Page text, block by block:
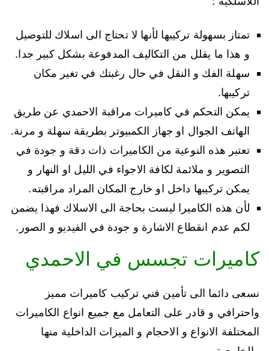
تمتاز بسهولة تركيبها لأنها لا تحتاج الى اسلاك للتوصيل
و هذا ما يقلل من التكاليف المدفوعة بشكل كبير جدا.
سهلة الفك و النقل في حال رغبتك في تغير مكان
تركيبها.
يمكن التحكم في كاميرات مراقبة الاحمدي عن طريق
الهاتف الجوال او جهاز الكمبيوتر بطريقة سهلة و مرنة.
تعتبر هذه النوعية من الكاميرات ذات دقة و جودة في
التصوير و ملائمة لكافة الاجواء في الليل او النهار و
يمكن تركيبها داخل او خارج المكان المراد مراقبته.
لأن هذه الكاميرا ليست بحاجة الى الاسلاك فهذا يضمن
لكم عدم انقطاع الاشارة و جودة في الفيديو و الصور.
كاميرات تجسس في الاحمدي
نسعى دائما الى تأمين فني تركيب كاميرات مميز
واحترافي و قادر على التعامل مع جميع انواع الكاميرات
المختلفة الانواع و الاحجام و الميزات الداخلية منها